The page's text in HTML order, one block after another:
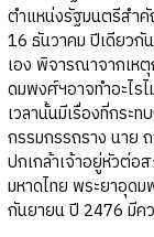
ตำแหน่งรัฐมนตรีสำ
16 ธันวาคม ปีเดียวกั
เอง พิจารณาจากเห
ดมพงศ์ฯอาจทำอะไร
เวลานั้นมีเรื่องที่กระ
กรรมกรรถราง นาย
ปกเกล้าเจ้าอยู่หัวต่อ
มหาดไทย พระยาอุด
กันยายน ปี 2476 มีค